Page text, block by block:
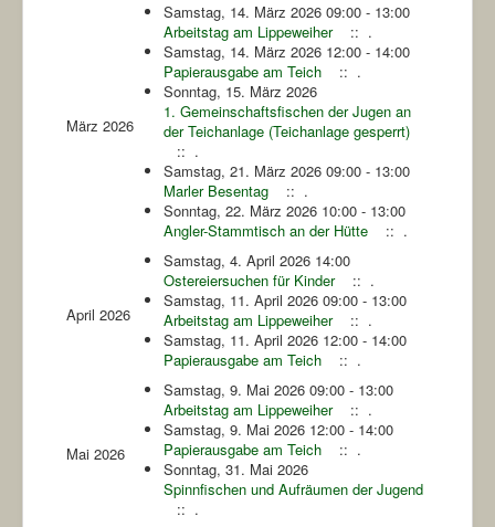
März 2026
Samstag, 14. März 2026 09:00 - 13:00
Arbeitstag am Lippeweiher
:: .
Samstag, 14. März 2026 12:00 - 14:00
Papierausgabe am Teich
:: .
Sonntag, 15. März 2026
1. Gemeinschaftsfischen der Jugen an
der Teichanlage (Teichanlage gesperrt)
:: .
Samstag, 21. März 2026 09:00 - 13:00
Marler Besentag
:: .
Sonntag, 22. März 2026 10:00 - 13:00
Angler-Stammtisch an der Hütte
:: .
April 2026
Samstag, 4. April 2026 14:00
Ostereiersuchen für Kinder
:: .
Samstag, 11. April 2026 09:00 - 13:00
Arbeitstag am Lippeweiher
:: .
Samstag, 11. April 2026 12:00 - 14:00
Papierausgabe am Teich
:: .
Mai 2026
Samstag, 9. Mai 2026 09:00 - 13:00
Arbeitstag am Lippeweiher
:: .
Samstag, 9. Mai 2026 12:00 - 14:00
Papierausgabe am Teich
:: .
Sonntag, 31. Mai 2026
Spinnfischen und Aufräumen der Jugend
:: .